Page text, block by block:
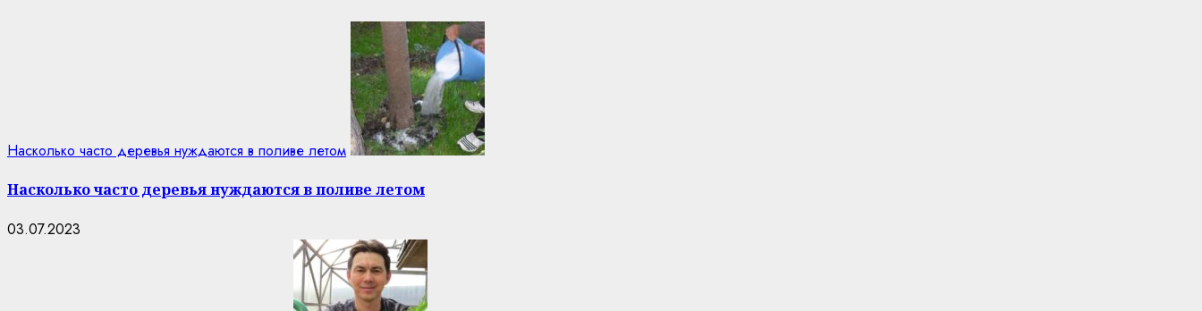
Насколько часто деревья нуждаются в поливе летом
Насколько часто деревья нуждаются в поливе летом
03.07.2023